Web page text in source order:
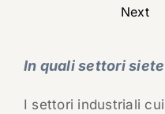
Next
In quali settori
I settori industriali